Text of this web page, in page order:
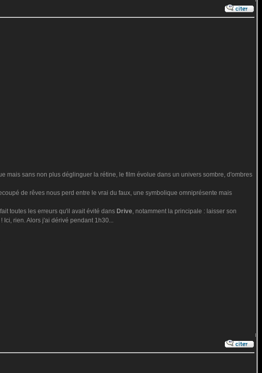
mais sans non plus déglinguer la rétine, le film évolue dans un univers sombre, d'ombres
de rêves nous perd entre le vrai du faux, une symbolique omniprésente mais
toutes les erreurs qu'il avait évité dans Drive, notamment la principale : laisser son
Ici, rien. Alors j'ai dérivé pendant 1h30...